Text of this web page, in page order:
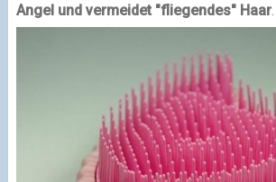
Angel und vermeidet "fliegendes" Haar.